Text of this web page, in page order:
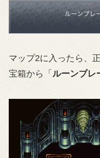
マップ2に入ったら、
宝箱から「 ルーンブレ